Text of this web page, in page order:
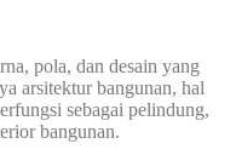
pola, dan desain yang
arsitektur bangunan, hal
sebagai pelindung,
bangunan.